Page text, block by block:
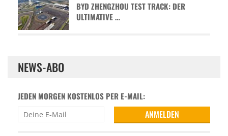
BYD ZHENGZHOU TEST TRACK: DER
ULTIMATIVE …
NEWS-ABO
JEDEN MORGEN KOSTENLOS PER E-MAIL: